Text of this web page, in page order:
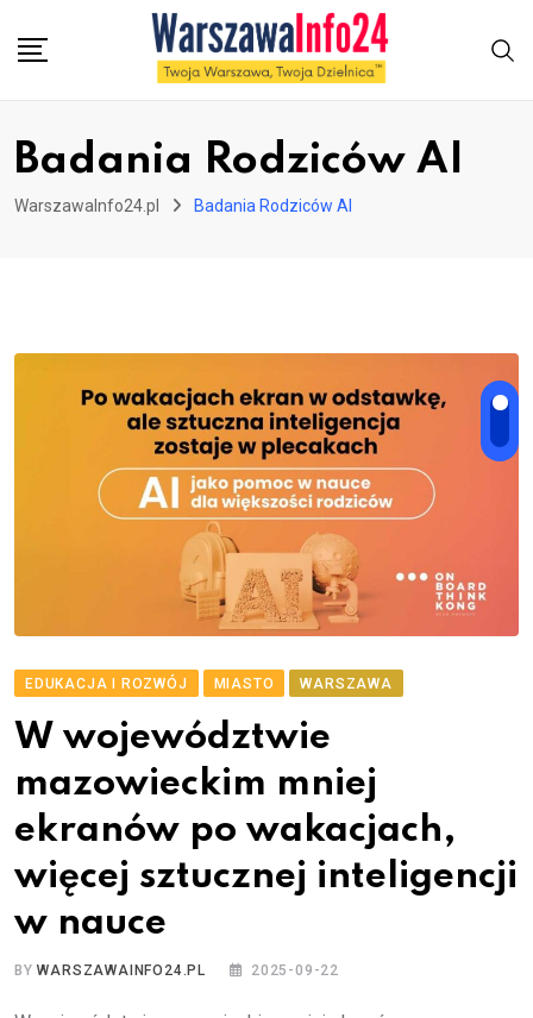
Badania Rodziców AI
WarszawaInfo24.pl Badania Rodziców AI
EDUKACJA I ROZWÓJ MIASTO WARSZAWA
W województwie
mazowieckim mniej
ekranów po wakacjach,
więcej sztucznej inteligencji
w nauce
BYWARSZAWAINFO24.PL 2025-09-22